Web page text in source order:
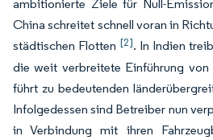
ambitionierte Ziele für Null-
China schreitet schnell voran in
städtischen Flotten [2]. In Indien
die weit verbreitete Einführung von
führt zu bedeutenden
Infolgedessen sind Betreiber nun
in Verbindung mit ihren